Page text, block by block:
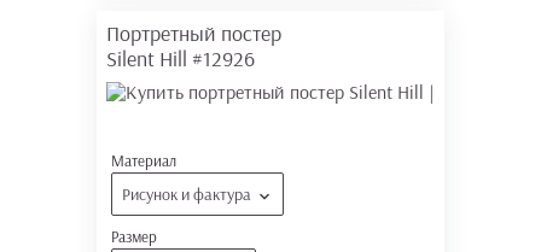
Портретный постер
Silent Hill #12926
Материал
Рисунок и фактура
Размер